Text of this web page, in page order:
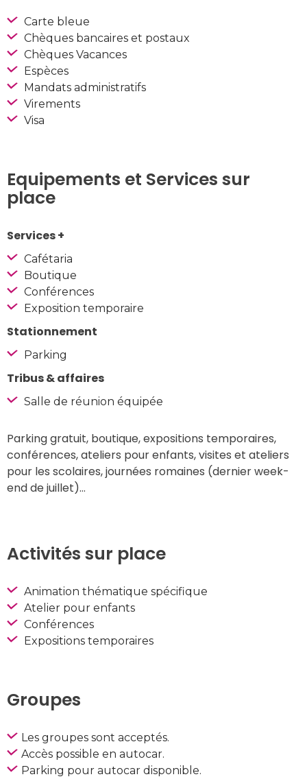
Carte bleue
Chèques bancaires et postaux
Chèques Vacances
Espèces
Mandats administratifs
Virements
Visa
Equipements et Services sur
place
Services +
Cafétaria
Boutique
Conférences
Exposition temporaire
Stationnement
Parking
Tribus & affaires
Salle de réunion équipée
Parking gratuit, boutique, expositions temporaires,
conférences, ateliers pour enfants, visites et ateliers
pour les scolaires, journées romaines (dernier week-
end de juillet)…
Activités sur place
Animation thématique spécifique
Atelier pour enfants
Conférences
Expositions temporaires
Groupes
Les groupes sont acceptés.
Accès possible en autocar.
Parking pour autocar disponible.